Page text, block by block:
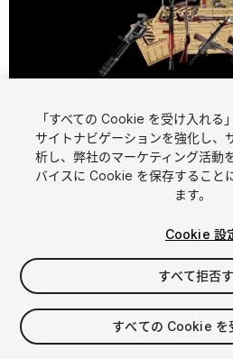
1/ 7
FREE
in the past week
「すべての Cookie を受け入れる
サイトナビゲーションを強化し、
析し、弊社のマーケティング活動
バイスに Cookie を保存すること
ます。
Cookie 設
すべて拒否
すべての Cookie を